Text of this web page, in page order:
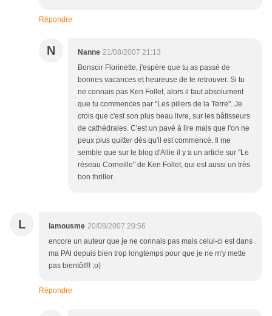
Répondre
N Nanne 21/08/2007 21:13
Bonsoir Florinette, j'espère que tu as passé de
bonnes vacances et heureuse de te retrouver. Si tu
ne connais pas Ken Follet, alors il faut absolument
que tu commences par "Les piliers de la Terre". Je
crois que c'est son plus beau livre, sur les bâtisseurs
de cathédrales. C'est un pavé à lire mais que l'on ne
peux plus quitter dès qu'il est commencé. Il me
semble que sur le blog d'Allie il y a un article sur "Le
réseau Corneille" de Ken Follet, qui est aussi un très
bon thriller.
L lamousme 20/08/2007 20:56
encore un auteur que je ne connais pas mais celui-ci est dans
ma PAl depuis bien trop longtemps pour que je ne m'y mette
pas bientôt!!! ;o)
Répondre